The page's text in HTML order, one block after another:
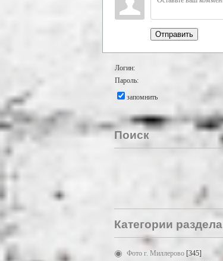
Отправить
Логин:
Пароль:
запомнить
Поиск
Категории раздела
Фото г. Миллерово [345]